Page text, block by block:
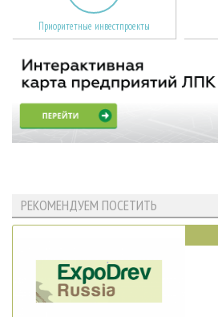
Приоритетные инвестпроекты
РЕКОМЕНДУЕМ ПОСЕТИТЬ